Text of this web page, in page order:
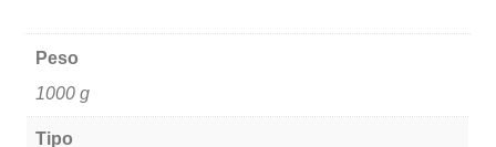
Peso
1000 g
Tipo